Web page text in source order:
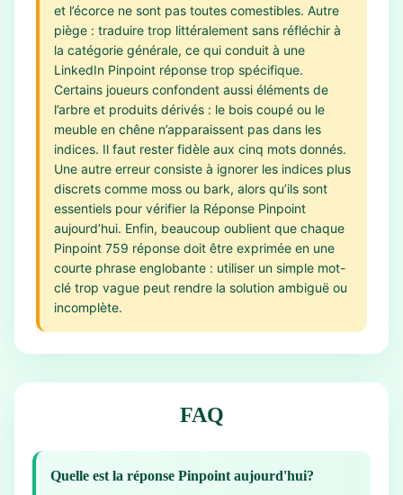
et l’écorce ne sont pas toutes comestibles. Autre
piège : traduire trop littéralement sans réfléchir à
la catégorie générale, ce qui conduit à une
LinkedIn Pinpoint réponse trop spécifique.
Certains joueurs confondent aussi éléments de
l’arbre et produits dérivés : le bois coupé ou le
meuble en chêne n’apparaissent pas dans les
indices. Il faut rester fidèle aux cinq mots donnés.
Une autre erreur consiste à ignorer les indices plus
discrets comme moss ou bark, alors qu’ils sont
essentiels pour vérifier la Réponse Pinpoint
aujourd’hui. Enfin, beaucoup oublient que chaque
Pinpoint 759 réponse doit être exprimée en une
courte phrase englobante : utiliser un simple mot-
clé trop vague peut rendre la solution ambiguë ou
incomplète.
FAQ
Quelle est la réponse Pinpoint aujourd'hui?